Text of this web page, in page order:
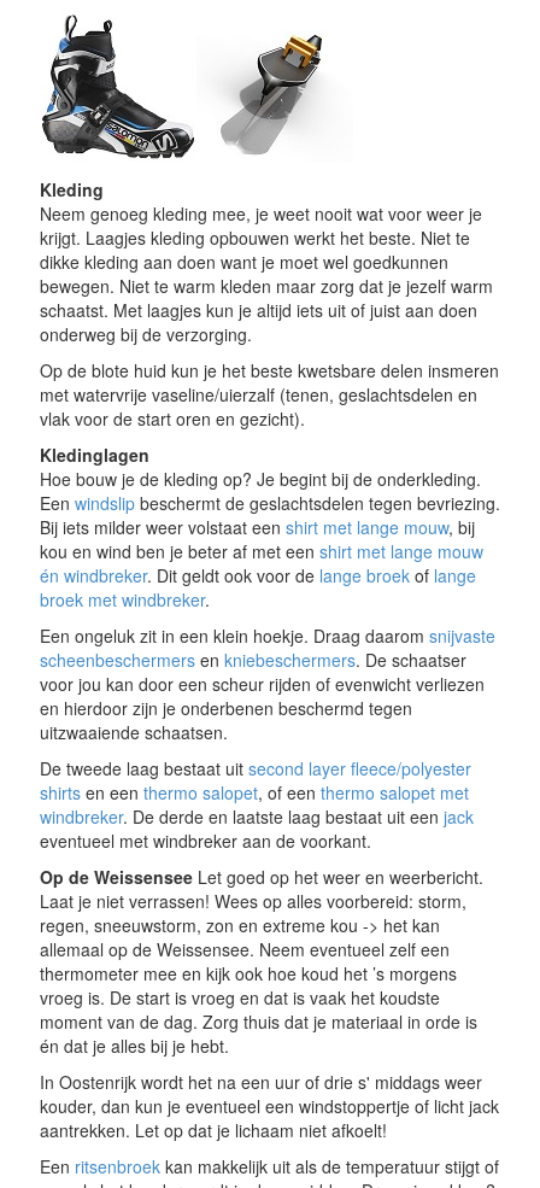
Kleding
Neem genoeg kleding mee, je weet nooit wat voor weer je
krijgt. Laagjes kleding opbouwen werkt het beste. Niet te
dikke kleding aan doen want je moet wel goedkunnen
bewegen. Niet te warm kleden maar zorg dat je jezelf warm
schaatst. Met laagjes kun je altijd iets uit of juist aan doen
onderweg bij de verzorging.
Op de blote huid kun je het beste kwetsbare delen insmeren
met watervrije vaseline/uierzalf (tenen, geslachtsdelen en
vlak voor de start oren en gezicht).
Kledinglagen
Hoe bouw je de kleding op? Je begint bij de onderkleding.
Een windslip beschermt de geslachtsdelen tegen bevriezing.
Bij iets milder weer volstaat een shirt met lange mouw, bij
kou en wind ben je beter af met een shirt met lange mouw
én windbreker. Dit geldt ook voor de lange broek of lange
broek met windbreker.
Een ongeluk zit in een klein hoekje. Draag daarom snijvaste
scheenbeschermers en kniebeschermers. De schaatser
voor jou kan door een scheur rijden of evenwicht verliezen
en hierdoor zijn je onderbenen beschermd tegen
uitzwaaiende schaatsen.
De tweede laag bestaat uit second layer fleece/polyester
shirts en een thermo salopet, of een thermo salopet met
windbreker. De derde en laatste laag bestaat uit een jack
eventueel met windbreker aan de voorkant.
Op de Weissensee Let goed op het weer en weerbericht.
Laat je niet verrassen! Wees op alles voorbereid: storm,
regen, sneeuwstorm, zon en extreme kou -> het kan
allemaal op de Weissensee. Neem eventueel zelf een
thermometer mee en kijk ook hoe koud het ’s morgens
vroeg is. De start is vroeg en dat is vaak het koudste
moment van de dag. Zorg thuis dat je materiaal in orde is
én dat je alles bij je hebt.
In Oostenrijk wordt het na een uur of drie s' middags weer
kouder, dan kun je eventueel een windstoppertje of licht jack
aantrekken. Let op dat je lichaam niet afkoelt!
Een ritsenbroek kan makkelijk uit als de temperatuur stijgt of